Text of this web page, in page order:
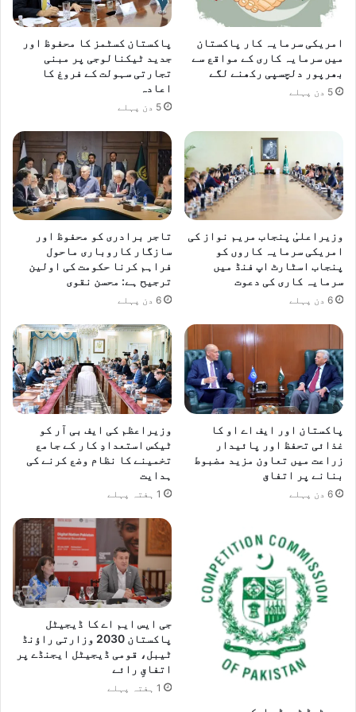
امریکی سرمایہ کار پاکستان
میں سرمایہ کاری کے مواقع سے
بھرپور دلچسپی رکھنے لگے
5 دن پہلے
پاکستان کسٹمز کا محفوظ اور
جدید ٹیکنالوجی پر مبنی
تجارتی سہولت کے فروغ کا
اعادہ
5 دن پہلے
وزیراعلیٰ پنجاب مریم نواز کی
امریکی سرمایہ کاروں کو
پنجاب اسٹارٹ اپ فنڈ میں
سرمایہ کاری کی دعوت
6 دن پہلے
تاجر برادری کو محفوظ اور
سازگار کاروباری ماحول
فراہم کرنا حکومت کی اولین
ترجیح ہے: محسن نقوی
6 دن پہلے
پاکستان اور ایف اے او کا
غذائی تحفظ اور پائیدار
زراعت میں تعاون مزید مضبوط
بنانے پر اتفاق
6 دن پہلے
وزیراعظم کی ایف بی آر کو
ٹیکس استعدادِ کار کے جامع
تخمینے کا نظام وضع کرنے کی
ہدایت
1 ہفتہ پہلے
جی ایس ایم اے کا ڈیجیٹل
پاکستان 2030 وزارتی راؤنڈ
ٹیبل، قومی ڈیجیٹل ایجنڈے پر
اتفاقِ رائے
1 ہفتہ پہلے